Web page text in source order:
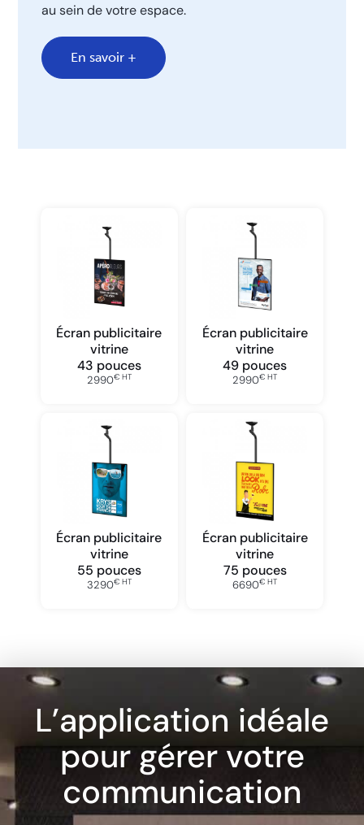
au sein de votre espace.
En savoir +
Écran publicitaire
vitrine
43 pouces
2990€ HT
Écran publicitaire
vitrine
49 pouces
2990€ HT
Écran publicitaire
vitrine
55 pouces
3290€ HT
Écran publicitaire
vitrine
75 pouces
6690€ HT
L’application idéale
pour gérer votre
communication